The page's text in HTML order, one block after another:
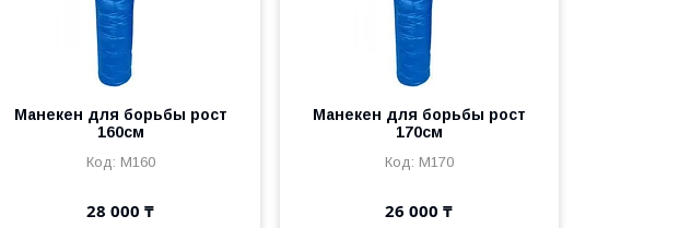
Манекен для борьбы рост
160см
M160
28 000 ₸
Манекен для борьбы рост
170см
M170
26 000 ₸